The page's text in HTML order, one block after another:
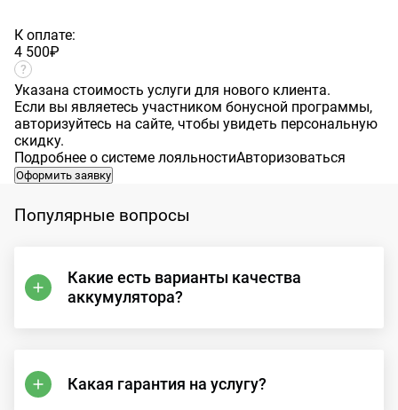
К оплате:
4 500₽
Указана стоимость услуги для нового клиента.
Если вы являетесь участником бонусной программы,
авторизуйтесь на сайте, чтобы увидеть персональную
скидку.
Подробнее о системе лояльностиАвторизоваться
Оформить заявку
Популярные вопросы
Какие есть варианты качества
аккумулятора?
Какая гарантия на услугу?